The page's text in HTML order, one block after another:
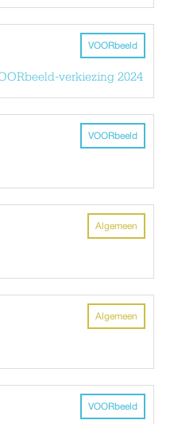
VOORbeeld
verkiezing 2024
VOORbeeld
Algemeen
Algemeen
VOORbeeld